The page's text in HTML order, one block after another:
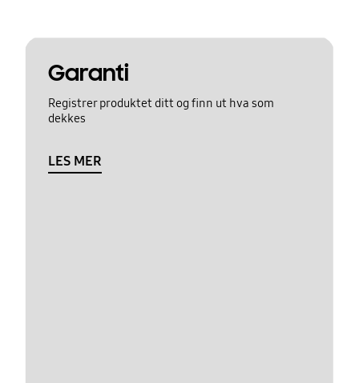
Garanti
Registrer produktet ditt og finn ut hva som
dekkes
LES MER